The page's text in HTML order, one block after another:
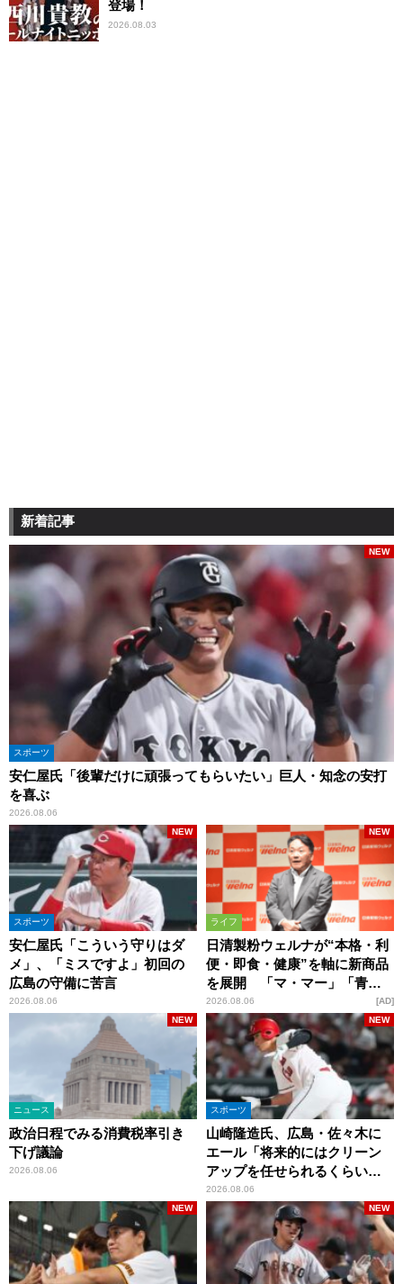
登場！
2026.08.03
新着記事
スポーツ
安仁屋氏「後輩だけに頑張ってもらいたい」巨人・知念の安打
を喜ぶ
2026.08.06
NEW
スポーツ
安仁屋氏「こういう守りはダ
メ」、「ミスですよ」初回の
広島の守備に苦言
2026.08.06
NEW
ライフ
日清製粉ウェルナが“本格・利
便・即食・健康”を軸に新商品
を展開 「マ・マー」「青の
洞窟」ブランドを強化
2026.08.06
NEW
AD
ニュース
政治日程でみる消費税率引き
下げ議論
2026.08.06
NEW
スポーツ
山崎隆造氏、広島・佐々木に
エール「将来的にはクリーン
アップを任せられるくらいま
では成長して」
2026.08.06
NEW
NEW NEW